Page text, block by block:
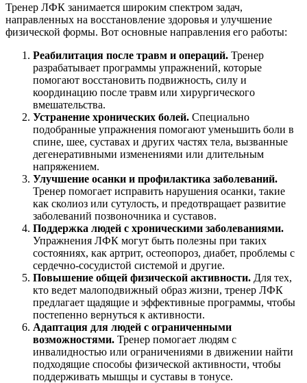
Тренер ЛФК занимается широким спектром задач,
направленных на восстановление здоровья и улучшение
физической формы. Вот основные направления его работы:
Реабилитация после травм и операций. Тренер
разрабатывает программы упражнений, которые
помогают восстановить подвижность, силу и
координацию после травм или хирургического
вмешательства.
Устранение хронических болей. Специально
подобранные упражнения помогают уменьшить боли в
спине, шее, суставах и других частях тела, вызванные
дегенеративными изменениями или длительным
напряжением.
Улучшение осанки и профилактика заболеваний.
Тренер помогает исправить нарушения осанки, такие
как сколиоз или сутулость, и предотвращает развитие
заболеваний позвоночника и суставов.
Поддержка людей с хроническими заболеваниями.
Упражнения ЛФК могут быть полезны при таких
состояниях, как артрит, остеопороз, диабет, проблемы с
сердечно-сосудистой системой и другие.
Повышение общей физической активности. Для тех,
кто ведет малоподвижный образ жизни, тренер ЛФК
предлагает щадящие и эффективные программы, чтобы
постепенно вернуться к активности.
Адаптация для людей с ограниченными
возможностями. Тренер помогает людям с
инвалидностью или ограничениями в движении найти
подходящие способы физической активности, чтобы
поддерживать мышцы и суставы в тонусе.